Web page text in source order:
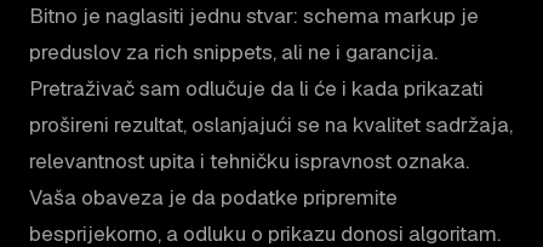
Bitno je naglasiti jednu stvar: schema markup je
preduslov za rich snippets, ali ne i garancija.
Pretraživač sam odlučuje da li će i kada prikazati
prošireni rezultat, oslanjajući se na kvalitet sadržaja,
relevantnost upita i tehničku ispravnost oznaka.
Vaša obaveza je da podatke pripremite
besprijekorno, a odluku o prikazu donosi algoritam.